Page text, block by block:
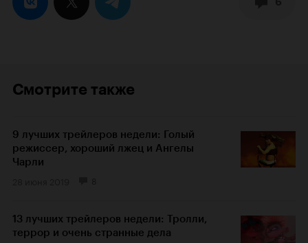
Смотрите также
9 лучших трейлеров недели: Голый
режиссер, хороший лжец и Ангелы
Чарли
13 лучших трейлеров недели: Тролли,
террор и очень странные дела